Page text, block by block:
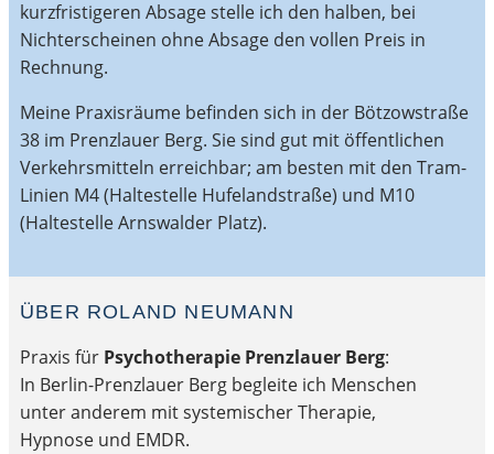
kurzfristigeren Absage stelle ich den halben, bei
Nichterscheinen ohne Absage den vollen Preis in
Rechnung.
Meine Praxisräume befinden sich in der Bötzowstraße
38 im Prenzlauer Berg. Sie sind gut mit öffentlichen
Verkehrsmitteln erreichbar; am besten mit den Tram-
Linien M4 (Haltestelle Hufelandstraße) und M10
(Haltestelle Arnswalder Platz).
ÜBER ROLAND NEUMANN
Praxis für Psychotherapie Prenzlauer Berg:
In Berlin-Prenzlauer Berg begleite ich Menschen
unter anderem mit systemischer Therapie,
Hypnose und EMDR.